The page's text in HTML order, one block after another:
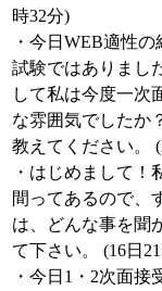
時32分)
・今日WEB適性
試験ではありまし
して私は今度一次
な雰囲気でしたか
教えてください。
・はじめまして
間ってあるので、
は、どんな事を聞
て下さい。 (16日
・今日1・2次面